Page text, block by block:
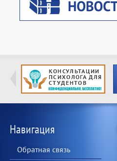
Навигация
Обратная связь